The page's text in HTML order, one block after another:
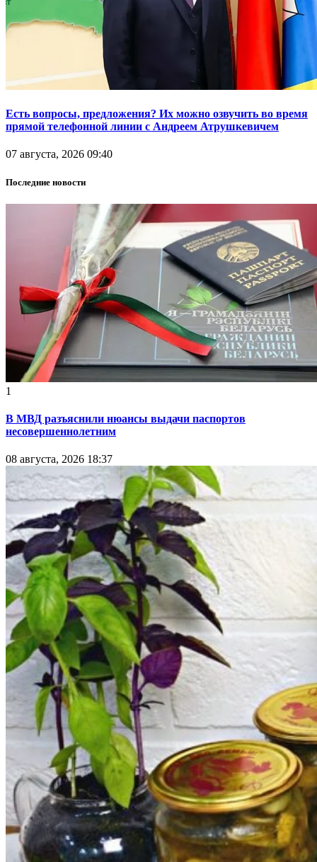
Есть вопросы, предложения? Их можно озвучить во время
прямой телефонной линии с Андреем Атрушкевичем
07 августа, 2026 09:40
Последние новости
1
В МВД разъяснили нюансы выдачи паспортов
несовершеннолетним
08 августа, 2026 18:37